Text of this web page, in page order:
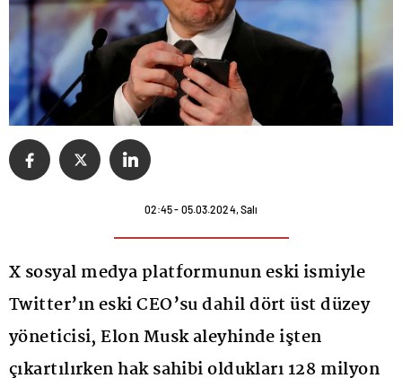
02:45 - 05.03.2024, Salı
X sosyal medya platformunun eski ismiyle
Twitter’ın eski CEO’su dahil dört üst düzey
yöneticisi, Elon Musk aleyhinde işten
çıkartılırken hak sahibi oldukları 128 milyon